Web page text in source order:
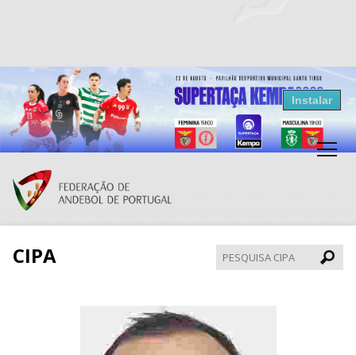
Resultados Andebol
Federação de Andebol de Portugal
Grátis - Disponivel na Play Store
Instalar
CIPA
CIPA